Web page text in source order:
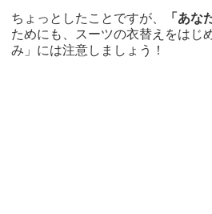
ちょっとしたことですが、 「あな
ためにも、スーツの衣替えをはじ
み」には注意しましょう！